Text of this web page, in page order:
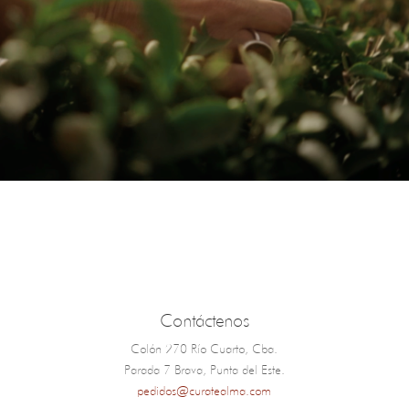
Contáctenos
Colón 270 Río Cuarto, Cba.
Parada 7 Brava, Punta del Este.
pedidos@curatealma.com